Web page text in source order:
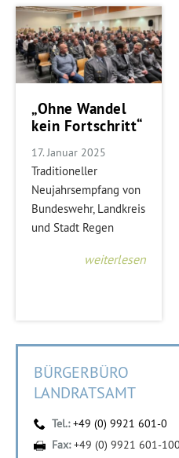
„Ohne Wandel
kein Fortschritt“
17. Januar 2025
Traditioneller
Neujahrsempfang von
Bundeswehr, Landkreis
und Stadt Regen
weiterlesen
BÜRGERBÜRO
LANDRATSAMT
Tel.:+49 (0) 9921 601-0
Fax:+49 (0) 9921 601-100